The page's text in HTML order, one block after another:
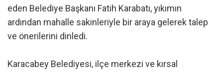
eden Belediye Başkanı Fatih Karabatı, yıkımın
ardından mahalle sakinleriyle bir araya gelerek talep
ve önerilerini dinledi.
Karacabey Belediyesi, ilçe merkezi ve kırsal